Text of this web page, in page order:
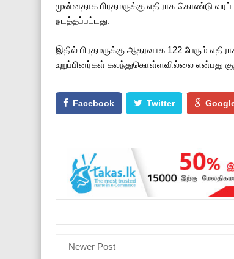
முன்னதாக பிரதமருக்கு எதிராக கொண்டு
நடத்தப்பட்டது.
இதில் பிரதமருக்கு ஆதரவாக 122 பேரும்
உறுப்பினர்கள் கலந்துகொள்ளவில்லை என்பது
Facebook Twitter
Newer Post